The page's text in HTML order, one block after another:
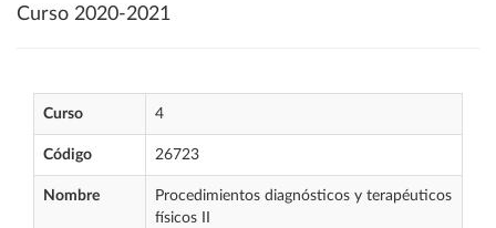
Curso 2020-2021
Curso 4
Código 26723
Nombre
Procedimientos diagnósticos y terapéuticos
físicos II